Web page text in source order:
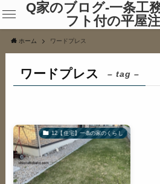
Q家のブログ-一条工
フト付の平屋
ホーム ワードプレス
ワードプレス – tag –
12【住宅】一条の家のくらし